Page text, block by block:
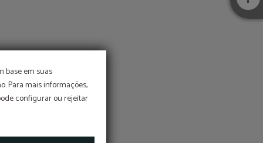
base em suas
Para mais informações,
configurar ou rejeitar
ao